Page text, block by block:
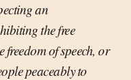
an
the free
of speech, or
peaceably to